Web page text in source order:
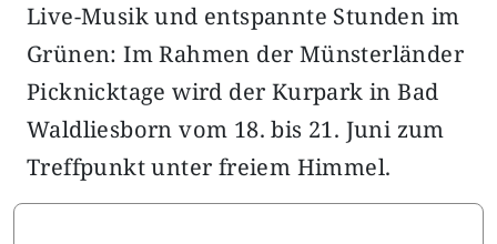
Live-Musik und entspannte Stunden im
Grünen: Im Rahmen der Münsterländer
Picknicktage wird der Kurpark in Bad
Waldliesborn vom 18. bis 21. Juni zum
Treffpunkt unter freiem Himmel.